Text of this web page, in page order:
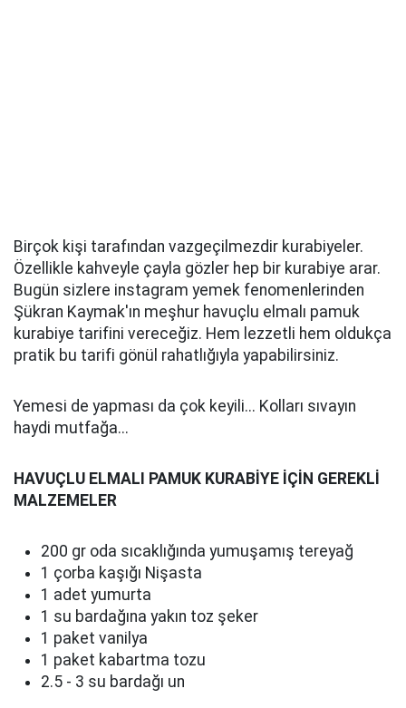
Birçok kişi tarafından vazgeçilmezdir kurabiyeler.
Özellikle kahveyle çayla gözler hep bir kurabiye arar.
Bugün sizlere instagram yemek fenomenlerinden
Şükran Kaymak'ın meşhur havuçlu elmalı pamuk
kurabiye tarifini vereceğiz. Hem lezzetli hem oldukça
pratik bu tarifi gönül rahatlığıyla yapabilirsiniz.
Yemesi de yapması da çok keyili... Kolları sıvayın
haydi mutfağa...
HAVUÇLU ELMALI PAMUK KURABİYE İÇİN GEREKLİ
MALZEMELER
200 gr oda sıcaklığında yumuşamış tereyağ
1 çorba kaşığı Nişasta
1 adet yumurta
1 su bardağına yakın toz şeker
1 paket vanilya
1 paket kabartma tozu
2.5 - 3 su bardağı un